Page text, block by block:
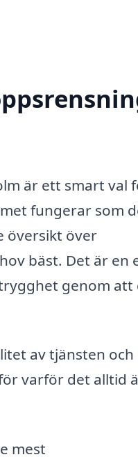
är ett smart val
fungerar som
översikt över
bäst. Det är en
genom att
av tjänsten och
varför det alltid
mest